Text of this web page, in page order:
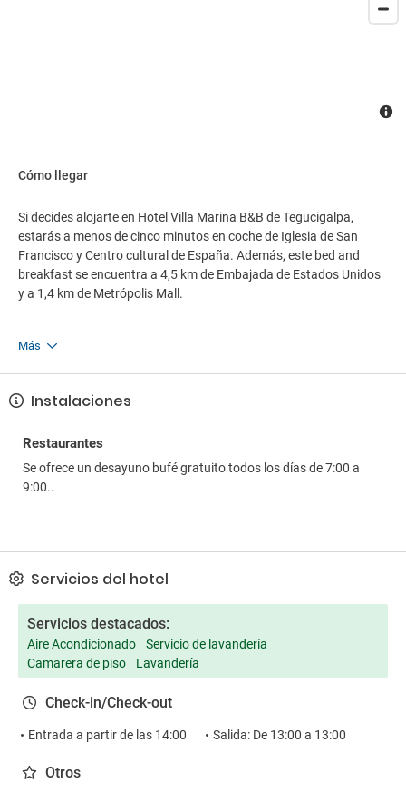
Cómo llegar
Si decides alojarte en Hotel Villa Marina B&B de Tegucigalpa,
estarás a menos de cinco minutos en coche de Iglesia de San
Francisco y Centro cultural de España. Además, este bed and
breakfast se encuentra a 4,5 km de Embajada de Estados Unidos
y a 1,4 km de Metrópolis Mall.
Más
Instalaciones
Restaurantes
Se ofrece un desayuno bufé gratuito todos los días de 7:00 a
9:00..
Servicios del hotel
Servicios destacados:
Aire Acondicionado
Servicio de lavandería
Camarera de piso
Lavandería
Check-in/Check-out
Entrada a partir de las 14:00 Salida: De 13:00 a 13:00
Otros